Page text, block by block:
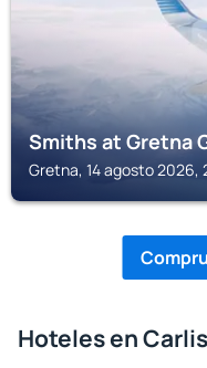
Smiths at Gretna
Gretna, 14 agosto 2026,
Hoteles en